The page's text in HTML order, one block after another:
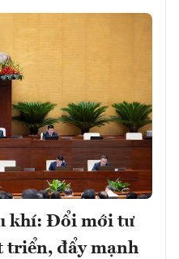
khí: Đổi mới tư
triển, đẩy mạnh